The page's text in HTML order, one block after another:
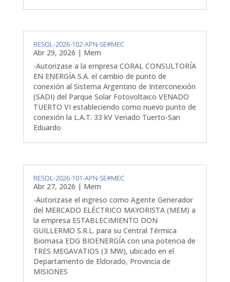
RESOL-2026-102-APN-SE#MEC
Abr 29, 2026 | Mem
-Autorizase a la empresa CORAL CONSULTORÍA
EN ENERGÍA S.A. el cambio de punto de
conexión al Sistema Argentino de Interconexión
(SADI) del Parque Solar Fotovoltaico VENADO
TUERTO VI estableciendo como nuevo punto de
conexión la L.A.T. 33 kV Venado Tuerto-San
Eduardo
RESOL-2026-101-APN-SE#MEC
Abr 27, 2026 | Mem
-Autorizase el ingreso como Agente Generador
del MERCADO ELÉCTRICO MAYORISTA (MEM) a
la empresa ESTABLECIMIENTO DON
GUILLERMO S.R.L. para su Central Térmica
Biomasa EDG BIOENERGÍA con una potencia de
TRES MEGAVATIOS (3 MW), ubicado en el
Departamento de Eldorado, Provincia de
MISIONES